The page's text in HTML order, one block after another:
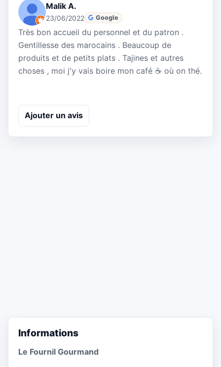
Malik A.
23/06/2022 Google
Très bon accueil du personnel et du patron .
Gentillesse des marocains . Beaucoup de
produits et de petits plats . Tajines et autres
choses , moi j'y vais boire mon café ☕️ où on thé.
Ajouter un avis
Informations
Le Fournil Gourmand